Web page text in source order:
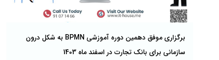
برگزاری موفق دهمین دوره آموزشی BPMN به شکل درون
سازمانی برای بانک تجارت در اسفند ماه 1403